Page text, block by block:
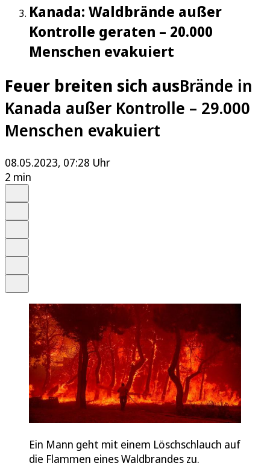
Kanada: Waldbrände außer
Kontrolle geraten – 20.000
Menschen evakuiert
Feuer breiten sich ausBrände in
Kanada außer Kontrolle – 29.000
Menschen evakuiert
08.05.2023, 07:28 Uhr
2 min
Ein Mann geht mit einem Löschschlauch auf
die Flammen eines Waldbrandes zu.